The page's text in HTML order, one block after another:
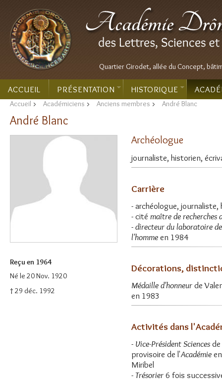
Quartier Girodet, allée du Concept,
ACCUEIL PRÉSENTATION HISTORIQUE
Accueil > Académiciens > Anciens membres > André Blanc
André Blanc
Reçu en 1964
Né le 20 Nov. 1920
† 29 déc. 1992
Archéologue
journaliste, historien,
Carrière
- archéologue, journaliste,
- cité maître de recherches
-directeur du laboratoire
l'hommeen 1984
Décorations,
Médaille d'honneurde
en 1983
Activités dans
- Vice-Président Sciences
provisoire de l'Académie
Miribel
- Trésorier6 fois